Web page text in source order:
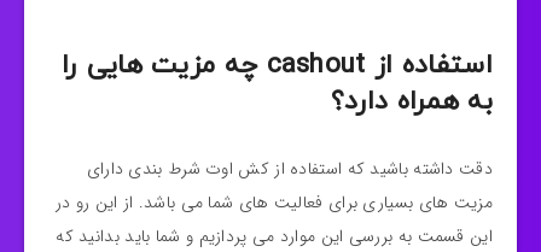
استفاده از cashout چه مزیت هایی را
به همراه دارد؟
دقت داشته باشید که استفاده از کش اوت شرط بندی دارای
مزیت های بسیاری برای فعالیت های شما می باشد. از این رو در
این قسمت به بررسی این موارد می پردازیم و شما باید بدانید که